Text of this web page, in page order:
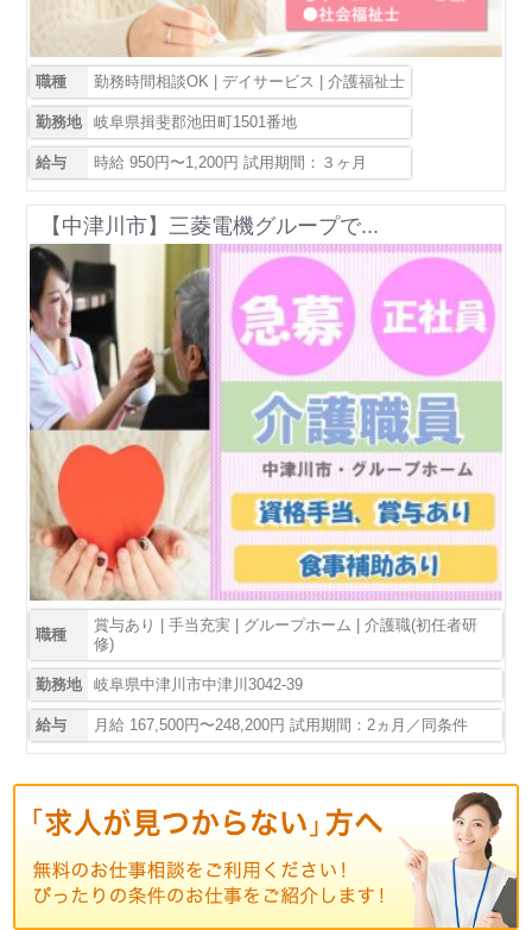
職種 勤務時間相談OK | デイサービス | 介護福祉士
勤務地 岐阜県揖斐郡池田町1501番地
給与 時給 950円〜1,200円 試用期間：３ヶ月
【中津川市】三菱電機グループで...
職種
賞与あり | 手当充実 | グループホーム | 介護職(初任者研
修)
勤務地 岐阜県中津川市中津川3042-39
給与 月給 167,500円〜248,200円 試用期間：2ヵ月／同条件